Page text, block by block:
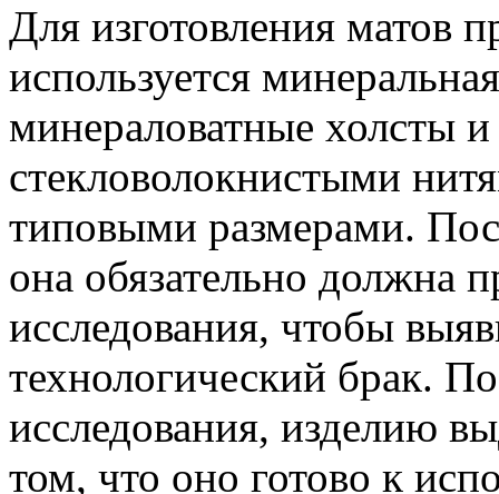
Для изготовления матов
используется
минераловатные холсты
стекловолокнистыми
типовыми размерами.
она обязательно должна
исследования, чтобы
технологический брак.
исследования, изделию
том, что оно готово к